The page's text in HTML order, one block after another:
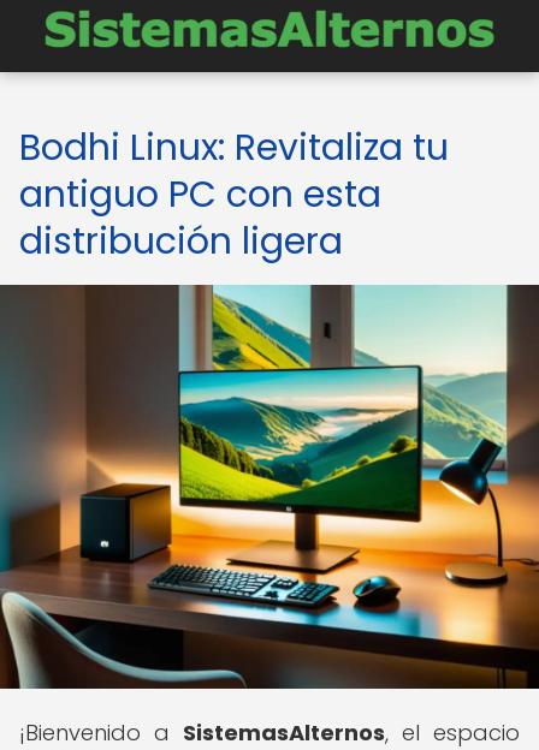
Bodhi Linux: Revitaliza tu
antiguo PC con esta
distribución ligera
¡Bienvenido a SistemasAlternos, el espacio